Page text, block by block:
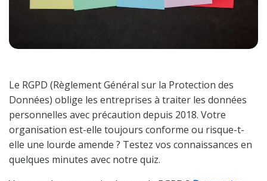
Le RGPD (Règlement Général sur la Protection des
Données) oblige les entreprises à traiter les données
personnelles avec précaution depuis 2018. Votre
organisation est-elle toujours conforme ou risque-t-
elle une lourde amende ? Testez vos connaissances en
quelques minutes avec notre quiz.